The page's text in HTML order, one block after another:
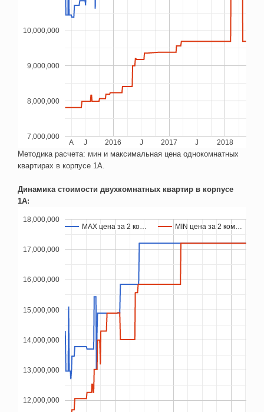
2016 2017 2018
A J J J
7,000,000
8,000,000
9,000,000
10,000,000
Методика расчета: мин и максимальная цена однокомнатных
квартирах в корпусе 1А.
Динамика стоимости двухкомнатных квартир в корпусе
1А:
12,000,000
13,000,000
14,000,000
15,000,000
16,000,000
17,000,000
18,000,000
MAX цена за 2 ко…
MAX цена за 2 ко… MIN цена за 2 ком…
MIN цена за 2 ком…